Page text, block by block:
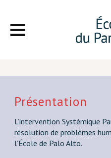
Présentation
L’intervention Systémique
résolution de problèmes
l’École de Palo Alto.